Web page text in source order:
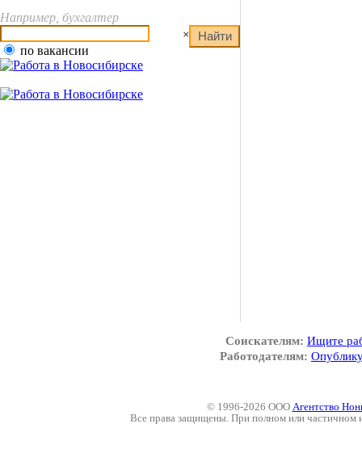
Например, бухгалтер
×
по вакансии
Соискателям: Ищите
Работодателям:
© 1996-2026 ООО Агентство
Все права защищены. При полном или частичном